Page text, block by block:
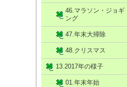
46.マラソン・ジョギ
ング
47.年末大掃除
48.クリスマス
13.2017年の様子
01.年末年始